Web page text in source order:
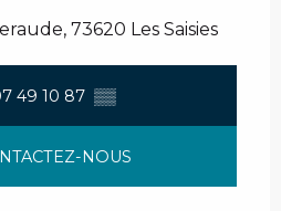
73620 Les Saisies
49 10 87 ▒▒
NOUS